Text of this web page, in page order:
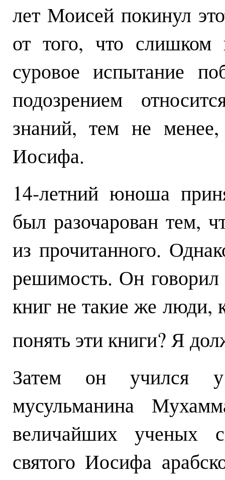
лет Моисей покинул
от того, что слишком
суровое испытание
подозрением
знаний, тем не
Иосифа.
14-летний юноша
был разочарован тем,
из прочитанного.
решимость. Он говорил
книг не такие же люди,
понять эти книги? Я
Затем он учился у
мусульманина
величайших ученых
святого Иосифа